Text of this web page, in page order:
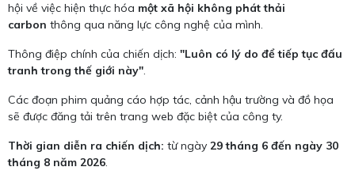
hội về việc hiện thực hóa một xã hội không phát thải
carbon thông qua năng lực công nghệ của mình.
Thông điệp chính của chiến dịch: "Luôn có lý do để tiếp tục đấu
tranh trong thế giới này".
Các đoạn phim quảng cáo hợp tác, cảnh hậu trường và đồ họa
sẽ được đăng tải trên trang web đặc biệt của công ty.
Thời gian diễn ra chiến dịch: từ ngày 29 tháng 6 đến ngày 30
tháng 8 năm 2026.